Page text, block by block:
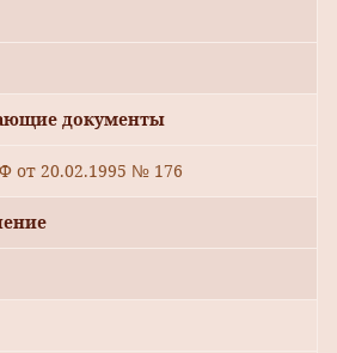
документы
от 20.02.1995 № 176